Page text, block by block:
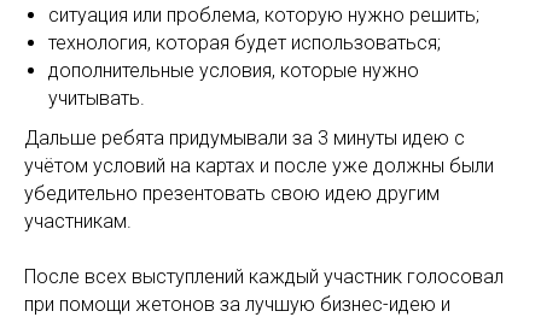
ситуация или проблема, которую нужно решить;
технология, которая будет использоваться;
дополнительные условия, которые нужно
учитывать.
Дальше ребята придумывали за 3 минуты идею с
учётом условий на картах и после уже должны были
убедительно презентовать свою идею другим
участникам.
После всех выступлений каждый участник голосовал
при помощи жетонов за лучшую бизнес-идею и